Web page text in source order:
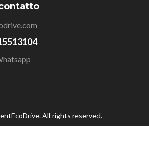
All rights reserved.